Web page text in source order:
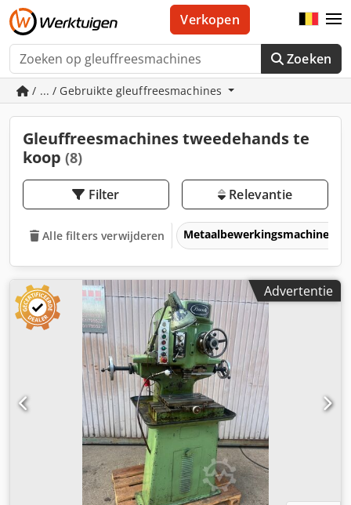
Zoeken
Verkopen
/ ... / Gebruikte gleuffreesmachines
Gleuffreesmachines tweedehands te
koop (8)
Filter Relevantie
Alle filters verwijderen Metaalbewerkingsmachines
Advertentie